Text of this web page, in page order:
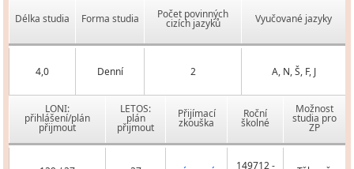
Délka studia Forma studia Počet povinných
cizích jazyků Vyučované jazyky
4,0 Denní 2 A, N, Š, F, J
LONI:
přihlášení/plán
přijmout
LETOS:
plán
přijmout
Přijímací
zkouška
Roční
školné
Možnost
studia pro
ZP
149712 -